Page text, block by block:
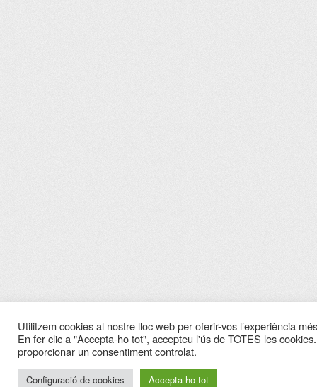
Utilitzem cookies al nostre lloc web per oferir-vos l’experiència
En fer clic a "Accepta-ho tot", accepteu l'ús de TOTES les
proporcionar un consentiment controlat.
Configuració de cookies Accepta-ho tot